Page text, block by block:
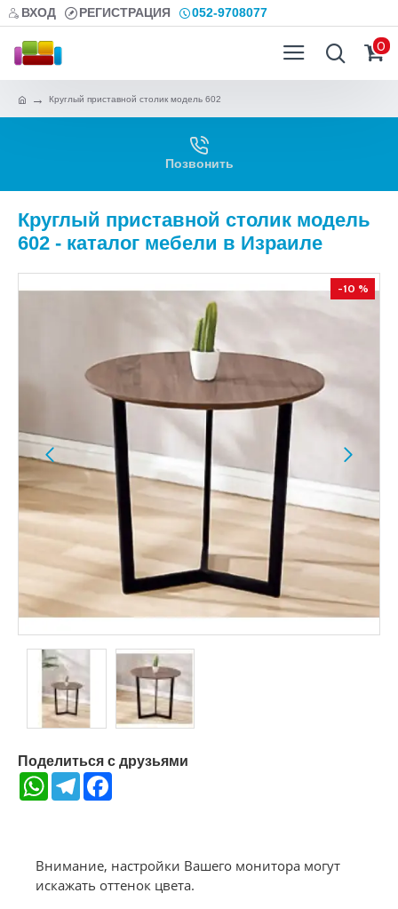
ВХОД РЕГИСТРАЦИЯ 052-9708077
0
Круглый приставной столик модель 602
Позвонить
Круглый приставной столик модель
602 - каталог мебели в Израиле
-10 %
Поделиться с друзьями
WhatsAppTelegram
Внимание, настройки Вашего монитора могут
искажать оттенок цвета.